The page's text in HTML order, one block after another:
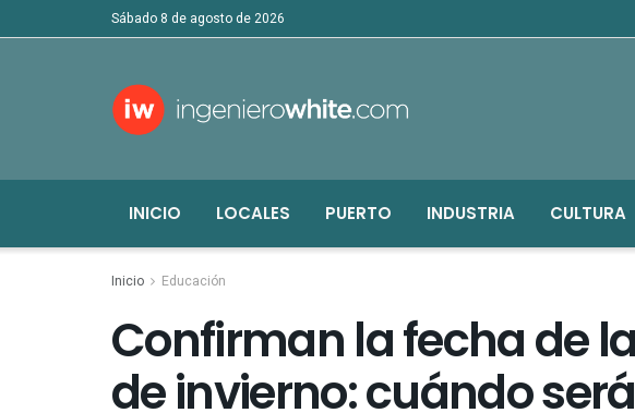
sábado 8 de agosto de 2026
INICIO LOCALES PUERTO INDUSTRIA CULTURA
Inicio Educación
Confirman la fecha de
de invierno: cuándo